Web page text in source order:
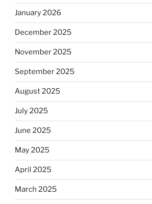
January 2026
December 2025
November 2025
September 2025
August 2025
July 2025
June 2025
May 2025
April 2025
March 2025